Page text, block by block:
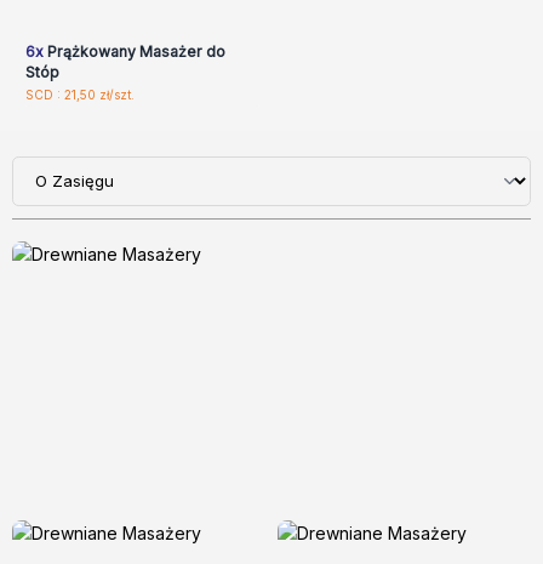
6xPrążkowany Masażer do
Stóp
SCD : 21,50 zł/szt.